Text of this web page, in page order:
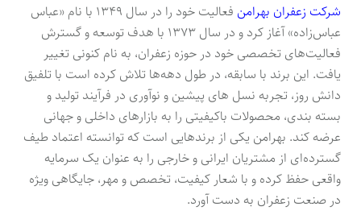
شرکت زعفران بهرامن
فعالیت خود را در سال ۱۳۴۹ با نام «عباس
عباس‌زاده» آغاز کرد و در سال ۱۳۷۳ با هدف توسعه و گسترش
فعالیت‌های تخصصی خود در حوزه زعفران، به نام کنونی تغییر
یافت. این برند با سابقه، در طول دهه‌ها تلاش کرده است با تلفیق
دانش روز، تجربه نسل های پیشین و نوآوری در فرآیند تولید و
بسته بندی، محصولات باکیفیتی را به بازارهای داخلی و جهانی
عرضه کند. بهرامن یکی از برندهایی است که توانسته اعتماد طیف
گسترده‌ای از مشتریان ایرانی و خارجی را به عنوان یک سرمایه
واقعی حفظ کرده و با شعار کیفیت، تخصص و مهر، جایگاهی ویژه
در صنعت زعفران به دست آورد.